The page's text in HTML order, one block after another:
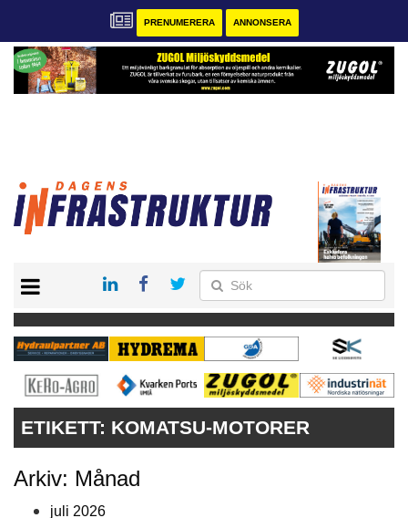
PRENUMERERA ANNONSERA
KONTAKT
VÅRA ANDRA MAGASIN
PRENUMERERA
ETIKETT: KOMATSU-MOTORER
Arkiv: Månad
juli 2026